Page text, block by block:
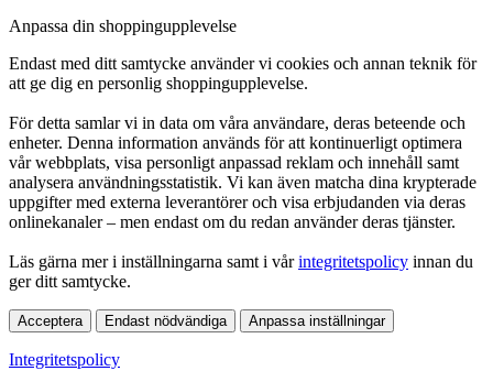
Anpassa din shoppingupplevelse
Endast med ditt samtycke använder vi cookies och annan teknik för
att ge dig en personlig shoppingupplevelse.
För detta samlar vi in data om våra användare, deras beteende och
enheter. Denna information används för att kontinuerligt optimera
vår webbplats, visa personligt anpassad reklam och innehåll samt
analysera användningsstatistik. Vi kan även matcha dina krypterade
uppgifter med externa leverantörer och visa erbjudanden via deras
onlinekanaler – men endast om du redan använder deras tjänster.
Läs gärna mer i inställningarna samt i vårintegritetspolicy innan du
ger ditt samtycke.
Acceptera Endast nödvändiga Anpassa inställningar
Integritetspolicy